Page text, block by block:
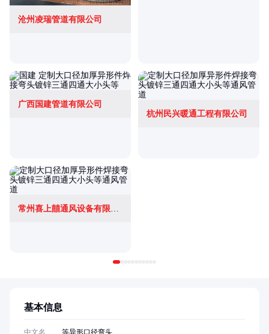
沧州凌瑞管道有限公司
广西国建管道有限公司
杭州民兴暖通工程有限公司
基本信息
中文名
等异形口径弯头